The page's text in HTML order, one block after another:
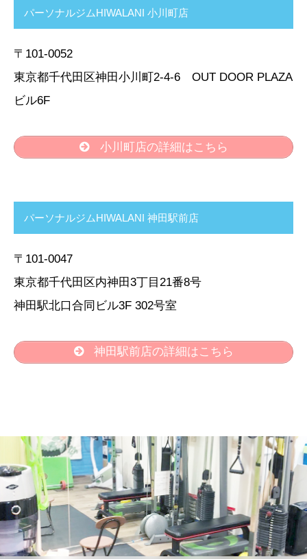
パーソナルジムHIWALANI 小川町店
〒101-0052
東京都千代田区神田小川町2-4-6 OUT DOOR PLAZA
ビル6F
小川町店の詳細はこちら
パーソナルジムHIWALANI 神田駅前店
〒101-0047
東京都千代田区内神田3丁目21番8号
神田駅北口合同ビル3F 302号室
神田駅前店の詳細はこちら